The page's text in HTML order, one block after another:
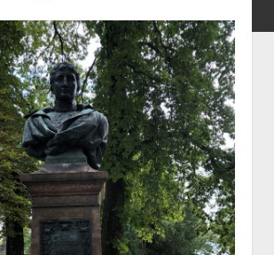
Berlin
Reisen
Kunst
Geschichte
open
dropdown
menu
Geschichte der Stadt Berlin
Impressum